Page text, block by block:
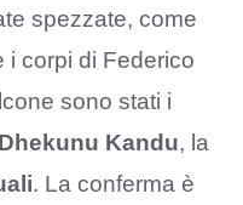
spezzate, come
i corpi di Federico
sono stati i
Dhekunu Kandu, la
. La conferma è